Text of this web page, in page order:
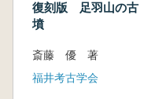
復刻版 足羽山の古
墳
斎藤 優 著
福井考古学会